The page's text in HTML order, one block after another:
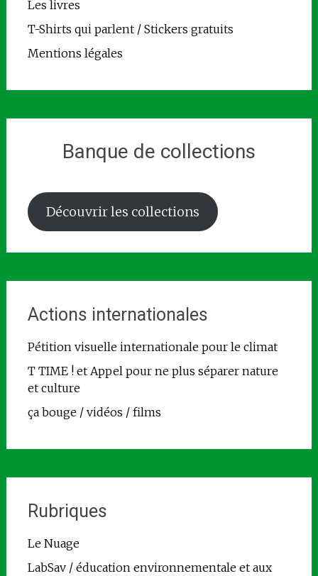
Les livres
T-Shirts qui parlent / Stickers gratuits
Mentions légales
Banque de collections
Découvrir les collections
Actions internationales
Pétition visuelle internationale pour le climat
T TIME ! et Appel pour ne plus séparer nature
et culture
ça bouge / vidéos / films
Rubriques
Le Nuage
LabSav / éducation environnementale et aux